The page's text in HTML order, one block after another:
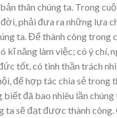
thân chúng ta. Trong
phải đưa ra những lựa
ta. Để thành công trong
kĩ năng làm việc; có ý
tốt, có tinh thần trách
để hợp tác chia sẻ trong
biết đã bao nhiêu lần
ta sẽ đạt được thành